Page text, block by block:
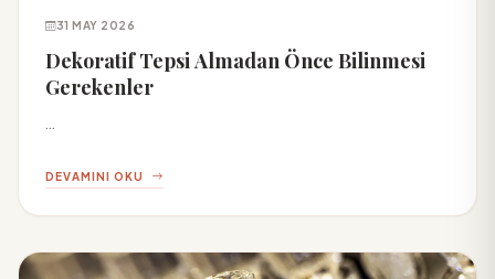
31 MAY 2026
Dekoratif Tepsi Almadan Önce Bilinmesi
Gerekenler
DEVAMINI OKU